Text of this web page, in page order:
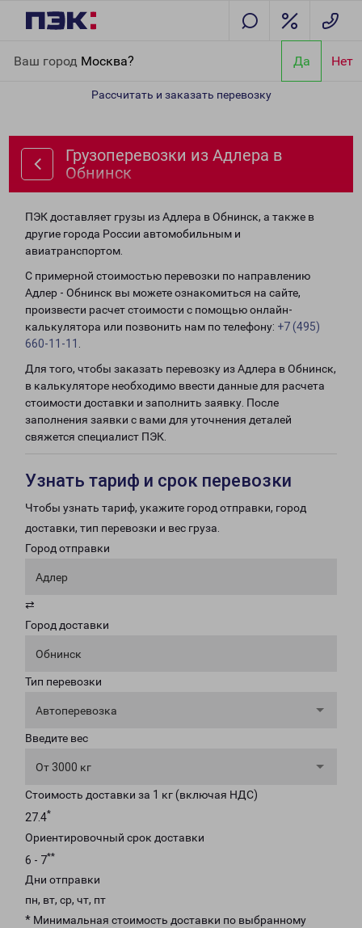
Ваш город Москва? Да Нет
Рассчитать и заказать перевозку
Грузоперевозки из Адлера в
Обнинск
ПЭК доставляет грузы из Адлера в Обнинск, а также в
другие города России автомобильным и
авиатранспортом.
С примерной стоимостью перевозки по направлению
Адлер - Обнинск вы можете ознакомиться на сайте,
произвести расчет стоимости с помощью онлайн-
калькулятора или позвонить нам по телефону: +7 (495)
660-11-11
Для того, чтобы заказать перевозку из Адлера в Обнинск,
в калькуляторе необходимо ввести данные для расчета
стоимости доставки и заполнить заявку. После
заполнения заявки с вами для уточнения деталей
свяжется специалист ПЭК.
Узнать тариф и срок перевозки
Чтобы узнать тариф, укажите город отправки, город
доставки, тип перевозки и вес груза.
Город отправки
Адлер
⇄
Город доставки
Обнинск
Тип перевозки
Автоперевозка
Введите вес
От 3000 кг
Стоимость доставки за 1 кг (включая НДС)
27.4*
Ориентировочный срок доставки
6 - 7**
Дни отправки
пн, вт, ср, чт, пт
* Минимальная стоимость доставки по выбранному